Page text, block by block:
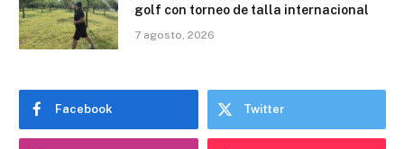
golf con torneo de talla internacional
7 agosto, 2026
Facebook Twitter